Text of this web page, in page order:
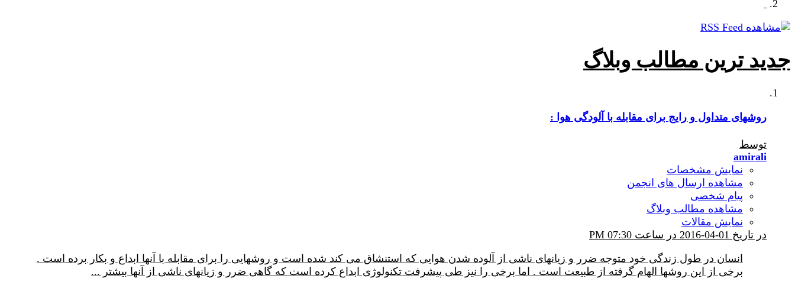
جدید ترین مطالب وبلاگ
روشهای متداول و رایج برای مقابله با آلودگی هوا :
توسط
amirali
نمایش مشخصات
مشاهده ارسال های انجمن
پیام شخصی
مشاهده مطالب وبلاگ
نمایش مقالات
در تاریخ 01-04-2016 در ساعت 07:30 PM
انسان در طول زندگی خود متوجه ضرر و زیانهای ناشی از آلوده شدن هوایی که استنشاق می کند شده است و روشهایی را برای مقابله با آنها ابداع و بکار برده است .
برخی از این روشها الهام گرفته از طبیعت است . اما برخی را نیز طی پیشرفت تکنولوژی ابداع کرده است که گاهی ضرر و زیانهای ناشی از آنها بیشتر ...